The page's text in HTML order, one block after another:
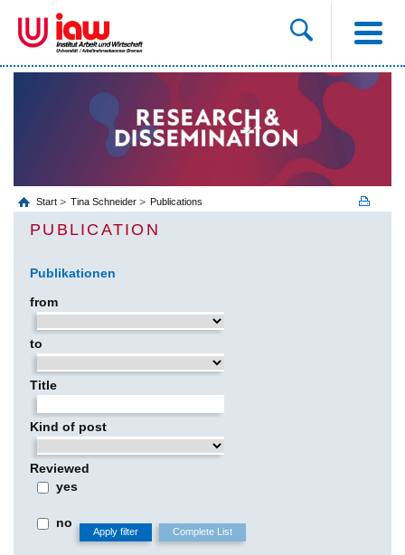
Start Tina Schneider Publications
PUBLICATION
Publikationen
from
to
Title
Kind of post
Reviewed
yes
no